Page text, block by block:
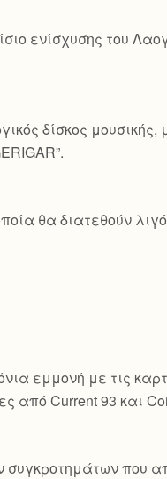
ενίσχυσης του
δίσκος μουσικής,
θα διατεθούν
εμμονή με τις
από Current 93 και
συγκροτημάτων που